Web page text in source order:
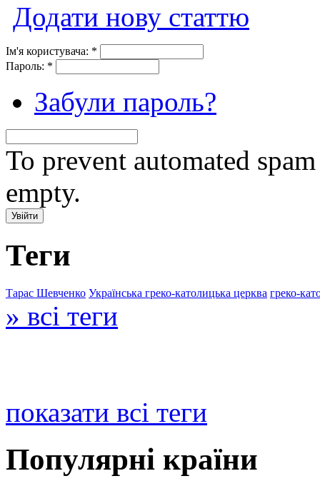
Додати нову статтю
Ім'я користувача: *
Пароль: *
Забули пароль?
To prevent automated
empty.
Теги
Тарас Шевченко Українська греко-католицька церква греко-
» всі теги
показати всі теги
Популярні країни